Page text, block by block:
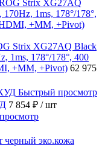
Strix XG27AQ Black
1ms, 178°/178°, 400
+MM, +Pivot) 62 975
Быстрый просмотр
7 854 ₽ / шт